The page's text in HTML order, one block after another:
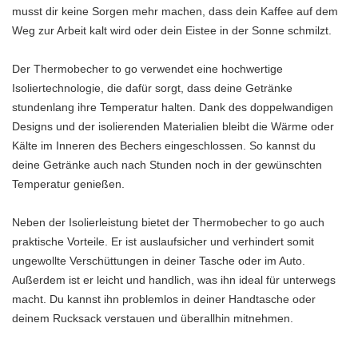
musst dir keine Sorgen mehr machen, dass dein Kaffee auf dem
Weg zur Arbeit kalt wird oder dein Eistee in der Sonne schmilzt.
Der Thermobecher to go verwendet eine hochwertige
Isoliertechnologie, die dafür sorgt, dass deine Getränke
stundenlang ihre Temperatur halten. Dank des doppelwandigen
Designs und der isolierenden Materialien bleibt die Wärme oder
Kälte im Inneren des Bechers eingeschlossen. So kannst du
deine Getränke auch nach Stunden noch in der gewünschten
Temperatur genießen.
Neben der Isolierleistung bietet der Thermobecher to go auch
praktische Vorteile. Er ist auslaufsicher und verhindert somit
ungewollte Verschüttungen in deiner Tasche oder im Auto.
Außerdem ist er leicht und handlich, was ihn ideal für unterwegs
macht. Du kannst ihn problemlos in deiner Handtasche oder
deinem Rucksack verstauen und überallhin mitnehmen.